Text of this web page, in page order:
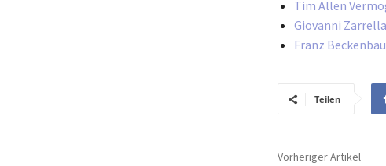
Tim Allen
Giovanni
Franz
Teilen
Vorheriger Artikel